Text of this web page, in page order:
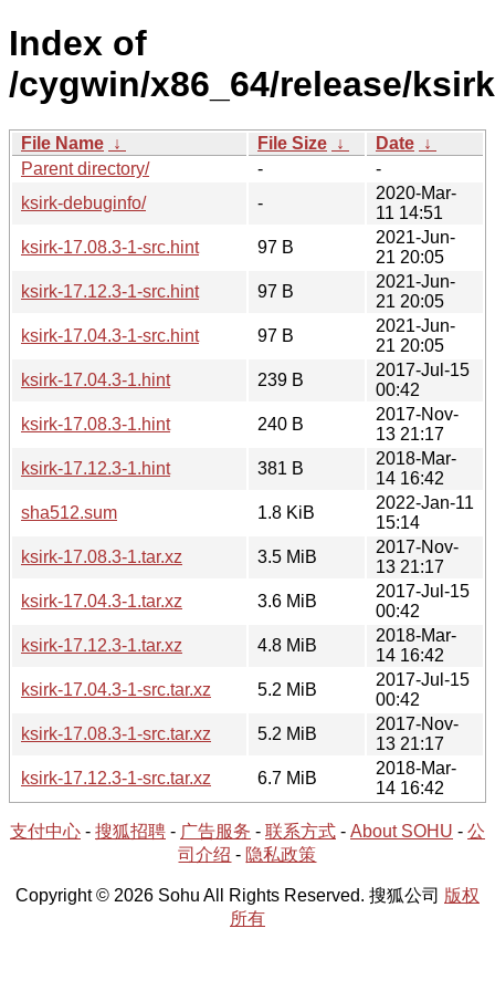
Index of
/cygwin/x86_64/release/
File Name ↓ File Size ↓ Date ↓
Parent directory/
-
-
ksirk-debuginfo/
-
2020-Mar-
11 14:51
ksirk-17.08.3-1-src.hint
97 B
2021-Jun-
21 20:05
ksirk-17.12.3-1-src.hint
97 B
2021-Jun-
21 20:05
ksirk-17.04.3-1-src.hint
97 B
2021-Jun-
21 20:05
ksirk-17.04.3-1.hint
239 B
2017-Jul-15
00:42
ksirk-17.08.3-1.hint
240 B
2017-Nov-
13 21:17
ksirk-17.12.3-1.hint
381 B
2018-Mar-
14 16:42
sha512.sum
1.8 KiB
2022-Jan-11
15:14
ksirk-17.08.3-1.tar.xz
3.5 MiB
2017-Nov-
13 21:17
ksirk-17.04.3-1.tar.xz
3.6 MiB
2017-Jul-15
00:42
ksirk-17.12.3-1.tar.xz
4.8 MiB
2018-Mar-
14 16:42
ksirk-17.04.3-1-src.tar.xz
5.2 MiB
2017-Jul-15
00:42
ksirk-17.08.3-1-src.tar.xz
5.2 MiB
2017-Nov-
13 21:17
ksirk-17.12.3-1-src.tar.xz
6.7 MiB
2018-Mar-
14 16:42
支付中心 - 搜狐招聘 - 广告服务 - 联系方式 - About SOHU - 公
司介绍 - 隐私政策
Copyright © 2026 Sohu All Rights Reserved. 搜狐公司 版权
所有